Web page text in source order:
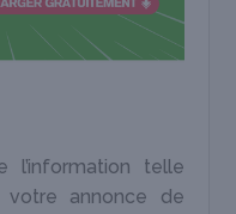
l’information telle
votre annonce de